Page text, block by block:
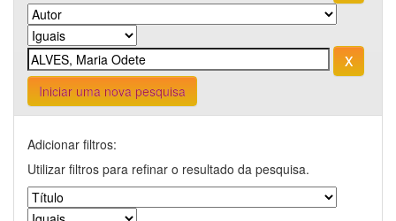
Iniciar uma nova pesquisa
Adicionar filtros:
Utilizar filtros para refinar o resultado da pesquisa.